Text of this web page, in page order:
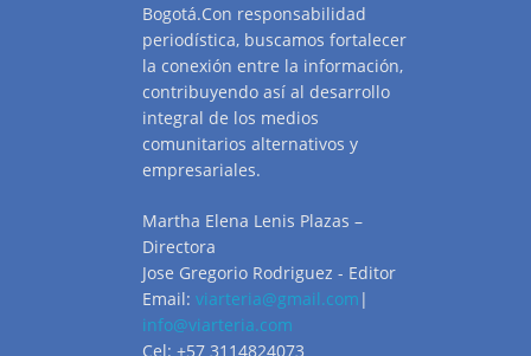
Bogotá.Con responsabilidad
periodística, buscamos fortalecer
la conexión entre la información,
contribuyendo así al desarrollo
integral de los medios
comunitarios alternativos y
empresariales.
Martha Elena Lenis Plazas –
Directora
Jose Gregorio Rodriguez - Editor
Email: viarteria@gmail.com |
info@viarteria.com
Cel: +57 3114824073